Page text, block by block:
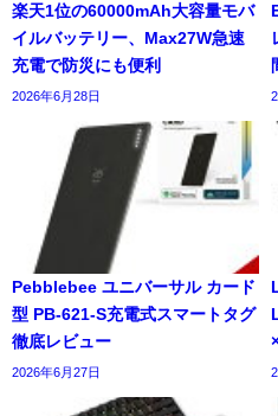
楽天1位の60000mAh大容量モバ
イルバッテリー、Max27W急速
充電で防災にも便利
2026年6月28日
Pebblebee ユニバーサル カード
型 PB-621-S充電式スマートタグ
徹底レビュー
2026年6月27日